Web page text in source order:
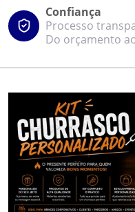
Confiança
Processo
Do orçamento